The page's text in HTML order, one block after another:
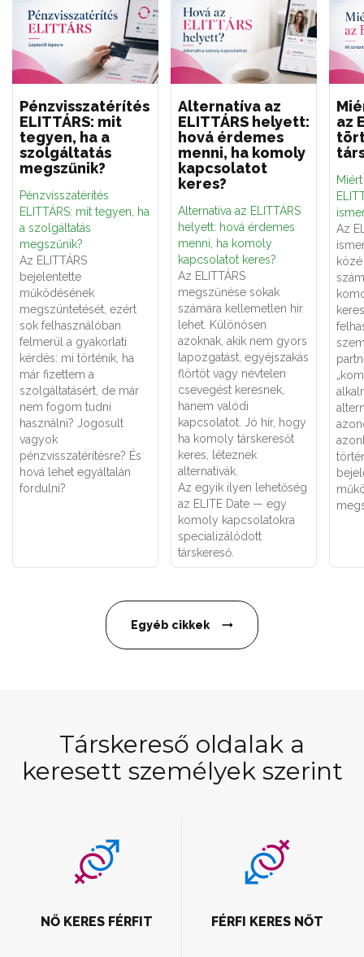
Pénzvisszatérítés
ELITTÁRS: mit
tegyen, ha a
szolgáltatás
megszűnik?
Pénzvisszatérítés
ELITTÁRS: mit tegyen, ha
a szolgáltatás
megszűnik?
Az ELITTÁRS
bejelentette
működésének
megszüntetését, ezért
sok felhasználóban
felmerül a gyakorlati
kérdés: mi történik, ha
már fizettem a
szolgáltatásért, de már
nem fogom tudni
használni? Jogosult
vagyok
pénzvisszatérítésre? És
hová lehet egyáltalán
fordulni?
Alternatíva az
ELITTÁRS helyett:
hová érdemes
menni, ha komoly
kapcsolatot
keres?
Alternatíva az ELITTÁRS
helyett: hová érdemes
menni, ha komoly
kapcsolatot keres?
Az ELITTÁRS
megszűnése sokak
számára kellemetlen hír
lehet. Különösen
azoknak, akik nem gyors
lapozgatást, egyéjszakás
flörtöt vagy névtelen
csevegést keresnek,
hanem valódi
kapcsolatot. Jó hír, hogy
ha komoly társkeresőt
keres, léteznek
alternatívák.
Az egyik ilyen lehetőség
az ELITE Date — egy
komoly kapcsolatokra
specializálódott
társkereső.
az
Az
Egyéb cikkek
Társkereső oldalak a
keresett személyek szerint
NŐ KERES FÉRFIT FÉRFI KERES NŐT